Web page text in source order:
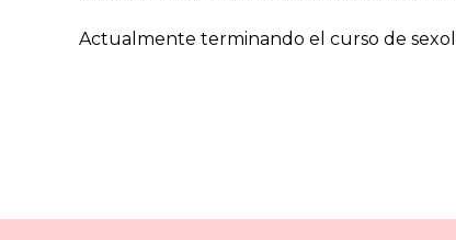
Actualmente terminando el curso de